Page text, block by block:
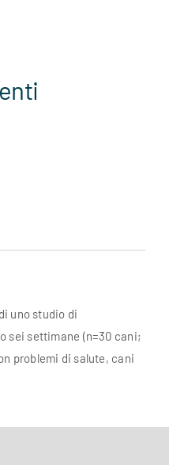
uno studio di
sei settimane (n=30 cani;
problemi di salute, cani